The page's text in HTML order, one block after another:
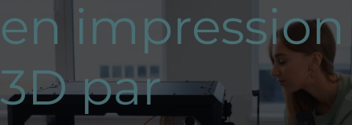
en impression
3D par